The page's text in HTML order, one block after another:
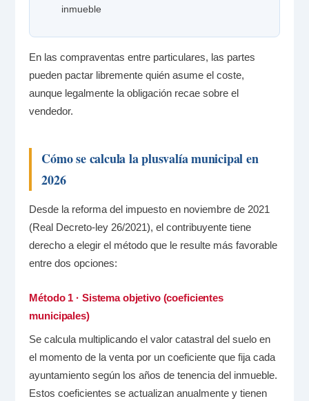
inmueble
En las compraventas entre particulares, las partes
pueden pactar libremente quién asume el coste,
aunque legalmente la obligación recae sobre el
vendedor.
Cómo se calcula la plusvalía municipal en
2026
Desde la reforma del impuesto en noviembre de 2021
(Real Decreto-ley 26/2021), el contribuyente tiene
derecho a elegir el método que le resulte más favorable
entre dos opciones:
Método 1 · Sistema objetivo (coeficientes
municipales)
Se calcula multiplicando el valor catastral del suelo en
el momento de la venta por un coeficiente que fija cada
ayuntamiento según los años de tenencia del inmueble.
Estos coeficientes se actualizan anualmente y tienen